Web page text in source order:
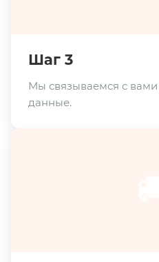
Шаг 3
Мы связываемся с
данные.